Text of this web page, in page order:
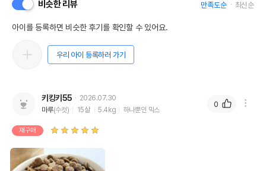
비슷한 리뷰 만족도순 최신순
아이를 등록하면 비슷한 후기를 확인할 수 있어요.
우리 아이 등록하러 가기
키킹키55
2026.07.30
마루(수컷) 15살 5.4kg 하나뿐인 믹스
재구매
0